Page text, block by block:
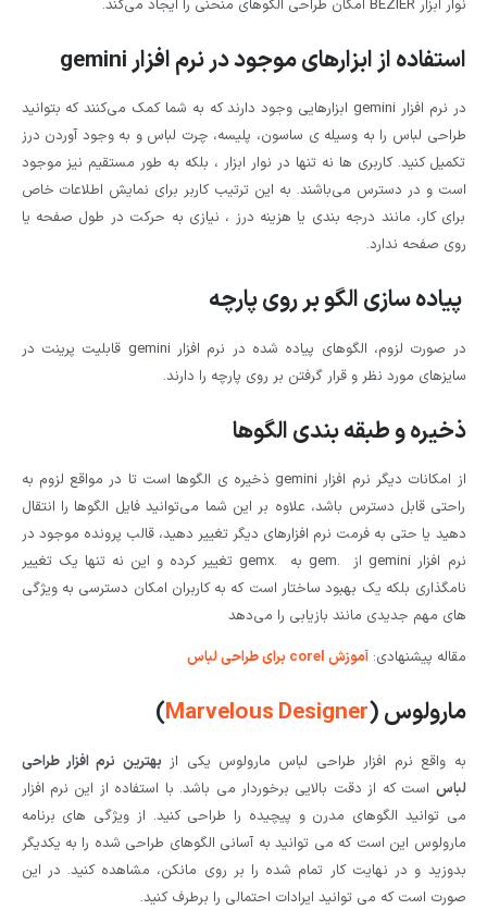
نوار ابزار BEZIER امکان طراحی الگوهای منحنی را ایجاد می‌کند.
استفاده از ابزارهای موجود در نرم افزارgemini
در نرم افزار gemini ابزارهایی وجود دارند که به شما کمک می‌کنند که بتوانید
طراحی لباس را به وسیله ی ساسون، پلیسه، چرت لباس و به وجود آوردن درز
تکمیل کنید. کاربری ها نه تنها در نوار ابزار ، بلکه به طور مستقیم نیز موجود
است و در دسترس می‌باشند. به این ترتیب کاربر برای نمایش اطلاعات خاص
برای کار، مانند درجه بندی یا هزینه درز ، نیازی به حرکت در طول صفحه یا
روی صفحه ندارد.
پیاده سازی الگو بر روی پارچه
در صورت لزوم، الگوهای پیاده شده در نرم افزار gemini قابلیت پرینت در
سایزهای مورد نظر و قرار گرفتن بر روی پارچه را دارند.
ذخیره و طبقه بندی الگوها
از امکانات دیگر نرم افزار gemini ذخیره ی الگوها است تا در مواقع لزوم به
راحتی قابل دسترس باشد، علاوه بر این شما می‌توانید فایل الگوها را انتقال
دهید یا حتی به فرمت نرم افزارهای دیگر تغییر دهید، قالب پرونده موجود در
نرم افزار gemini از .gem به .gemx تغییر کرده و این نه تنها یک تغییر
نامگذاری بلکه یک بهبود ساختار است که به کاربران امکان دسترسی به ویژگی
های مهم جدیدی مانند بازیابی را می‌دهد
مقاله پیشنهادی:آموزش corel برای طراحی لباس
مارولوس (Marvelous Designer
)
به واقع نرم افزار طراحی لباس مارولوس یکی از بهترین نرم افزار طراحی
لباس است که از دقت بالایی برخوردار می باشد. با استفاده از این نرم افزار
می توانید الگوهای مدرن و پیچیده را طراحی کنید. از ویژگی های برنامه
مارولوس این است که می توانید به آسانی الگوهای طراحی شده را به یکدیگر
بدوزید و در نهایت کار تمام شده را بر روی مانکن، مشاهده کنید. در این
صورت است که می توانید ایرادات احتمالی را برطرف کنید.